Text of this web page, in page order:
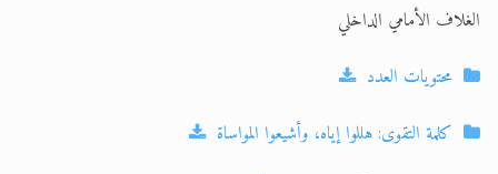
الغلاف الأمامي الداخلي
محتويات العدد
كلمة التقوى: هللوا إياه، وأشيعوا المواساة